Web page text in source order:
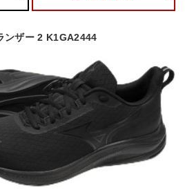
ンザー 2 K1GA2444